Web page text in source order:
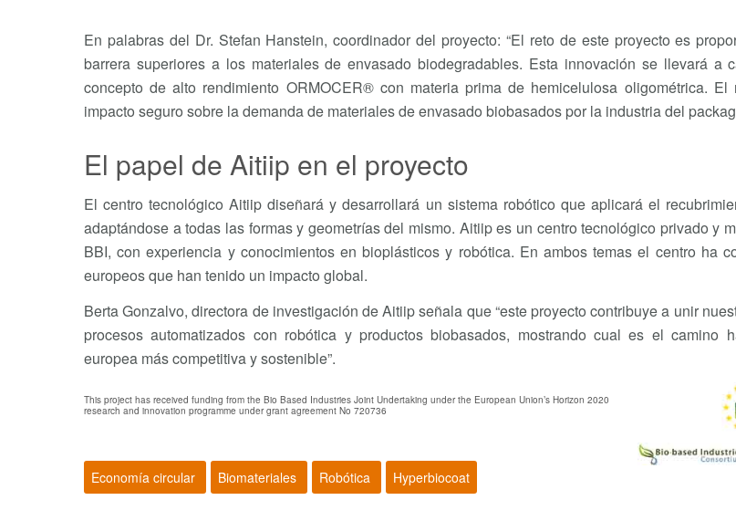
En palabras del Dr. Stefan Hanstein, coordinador del proyecto: “El reto de este proyecto es
barrera superiores a los materiales de envasado biodegradables. Esta innovación se llevará a
concepto de alto rendimiento ORMOCER® con materia prima de hemicelulosa oligométrica. El
impacto seguro sobre la demanda de materiales de envasado biobasados por la industria del
El papel de Aitiip en el proyecto
El centro tecnológico Aitiip diseñará y desarrollará un sistema robótico que aplicará el
adaptándose a todas las formas y geometrías del mismo. Aitiip es un centro tecnológico privado y
BBI, con experiencia y conocimientos en bioplásticos y robótica. En ambos temas el centro ha
europeos que han tenido un impacto global.
Berta Gonzalvo, directora de investigación de Aitiip señala que “este proyecto contribuye a unir
procesos automatizados con robótica y productos biobasados, mostrando cual es el camino
europea más competitiva y sostenible”.
This project has received funding from the Bio Based Industries Joint Undertaking under the European Union’s Horizon 2020
research and innovation programme under grant agreement No 720736
Economía circular Biomateriales Robótica Hyperbiocoat